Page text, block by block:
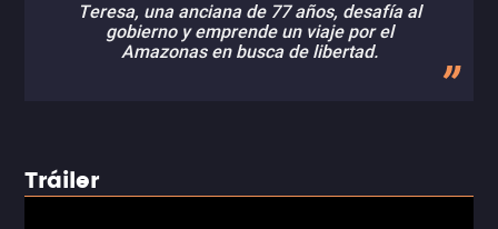
Teresa, una anciana de 77 años, desafía al
gobierno y emprende un viaje por el
Amazonas en busca de libertad.
Tráiler